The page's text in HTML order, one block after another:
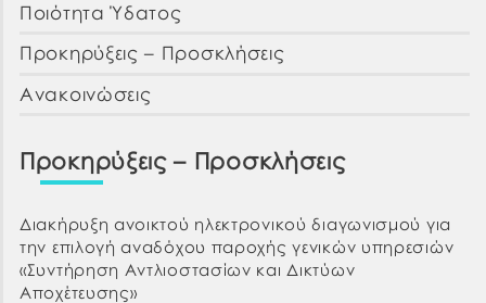
Ποιότητα Ύδατος
Προκηρύξεις – Προσκλήσεις
Ανακοινώσεις
Προκηρύξεις – Προσκλήσεις
Διακήρυξη ανοικτού ηλεκτρονικού διαγωνισμού για
την επιλογή αναδόχου παροχής γενικών υπηρεσιών
«Συντήρηση Αντλιοστασίων και Δικτύων
Αποχέτευσης»